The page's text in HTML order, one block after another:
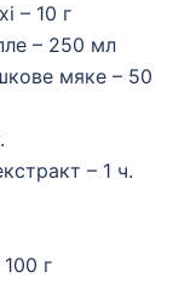
– 10 г
– 250 мл
мяке – 50
– 1 ч.
г